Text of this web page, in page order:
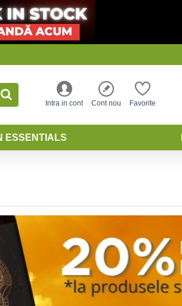
Intra in cont Cont nou Favorite
ESSENTIALS